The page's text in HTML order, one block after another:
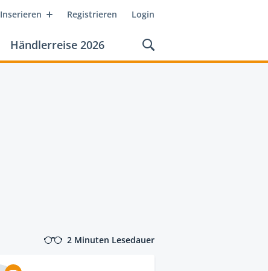
Inserieren Registrieren Login
Händlerreise 2026
2 Minuten Lesedauer